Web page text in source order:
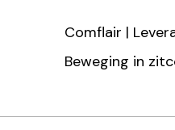
Comflair |
Beweging in